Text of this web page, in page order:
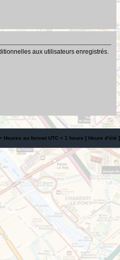
aux utilisateurs enregistrés.
• Heures au format UTC + 1 heure [ Heure d’été ]